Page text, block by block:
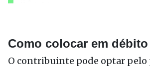
Como colocar em
O contribuinte pode optar pelo